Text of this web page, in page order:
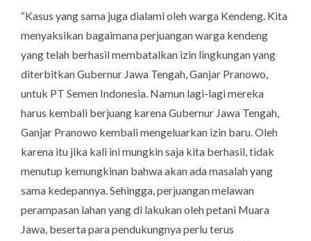
“Kasus yang sama juga dialami oleh warga Kendeng. Kita
menyaksikan bagaimana perjuangan warga kendeng
yang telah berhasil membatalkan izin lingkungan yang
diterbitkan Gubernur Jawa Tengah, Ganjar Pranowo,
untuk PT Semen Indonesia. Namun lagi-lagi mereka
harus kembali berjuang karena Gubernur Jawa Tengah,
Ganjar Pranowo kembali mengeluarkan izin baru. Oleh
karena itu jika kali ini mungkin saja kita berhasil, tidak
menutup kemungkinan bahwa akan ada masalah yang
sama kedepannya. Sehingga, perjuangan melawan
perampasan lahan yang di lakukan oleh petani Muara
Jawa, beserta para pendukungnya perlu terus